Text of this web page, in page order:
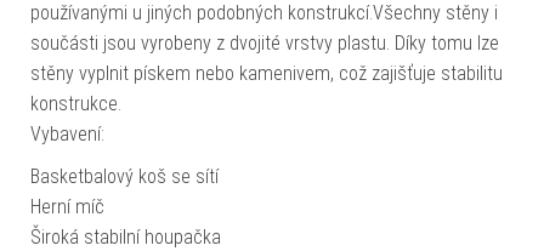
používanými u jiných podobných konstrukcí.Všechny stěny i
součásti jsou vyrobeny z dvojité vrstvy plastu. Díky tomu lze
stěny vyplnit pískem nebo kamenivem, což zajišťuje stabilitu
konstrukce.
Vybavení:
Basketbalový koš se sítí
Herní míč
Široká stabilní houpačka